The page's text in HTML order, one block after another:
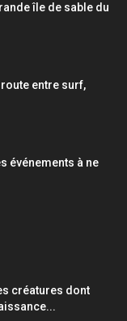
île de sable du
route entre surf,
événements à ne
créatures dont